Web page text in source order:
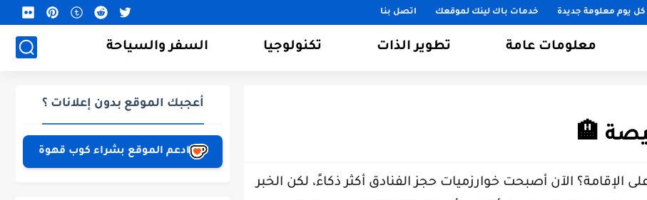
كل يوم معلومة جديدة خدمات باك لينك لموقعك اتصل بنا
معلومات عامة تطوير الذات تكنولوجيا السفر والسياحة
🏨
الآن أصبحت خوارزميات حجز الفنادق أكثر ذكاءً، لكن الخبر
أعجبك الموقع بدون إعلانات ؟
ادعم الموقع بشراء كوب قهوة